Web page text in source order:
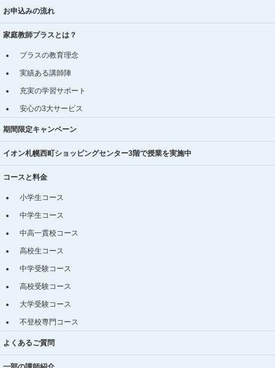
お申込みの流れ
家庭教師プラスとは？
プラスの教育理念
実績ある講師陣
充実の学習サポート
安心の3大サービス
期間限定キャンペーン
イオン札幌西町ショッピングセンター3階で授業を実施中
コースと料金
小学生コース
中学生コース
中高一貫校コース
高校生コース
中学受験コース
高校受験コース
大学受験コース
不登校専門コース
よくあるご質問